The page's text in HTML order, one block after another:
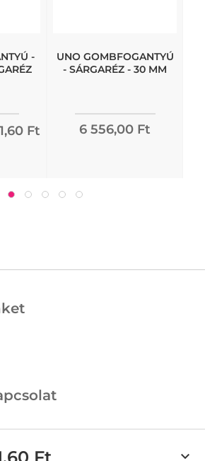
Ft keyboard_arrow_down
-
Ft
UNO GOMBFOGANTYÚ
- SÁRGARÉZ - 30 MM
6 556,00 Ft